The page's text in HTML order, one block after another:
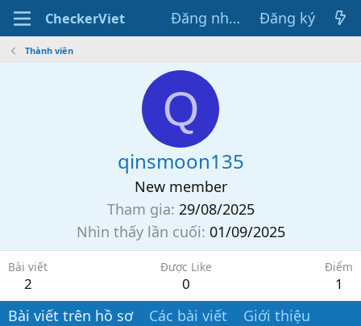
CheckerViet Đăng nhập Đăng ký
Thành viên
Q
qinsmoon135
New member
Tham gia 29/08/2025
Nhìn thấy lần cuối 01/09/2025
Bài viết
2
Được Like
0
Điểm
1
Bài viết trên hồ sơ Các bài viết Giới thiệu